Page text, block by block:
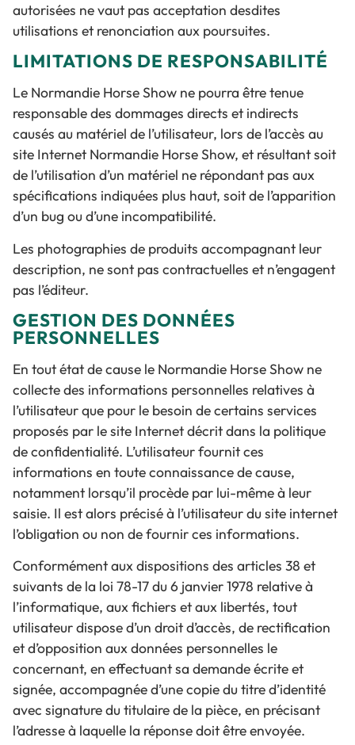
autorisées ne vaut pas acceptation desdites
utilisations et renonciation aux poursuites.
LIMITATIONS DE RESPONSABILITÉ
Le Normandie Horse Show ne pourra être tenue
responsable des dommages directs et indirects
causés au matériel de l’utilisateur, lors de l’accès au
site Internet Normandie Horse Show, et résultant soit
de l’utilisation d’un matériel ne répondant pas aux
spécifications indiquées plus haut, soit de l’apparition
d’un bug ou d’une incompatibilité.
Les photographies de produits accompagnant leur
description, ne sont pas contractuelles et n’engagent
pas l’éditeur.
GESTION DES DONNÉES
PERSONNELLES
En tout état de cause le Normandie Horse Show ne
collecte des informations personnelles relatives à
l’utilisateur que pour le besoin de certains services
proposés par le site Internet décrit dans la politique
de confidentialité. L’utilisateur fournit ces
informations en toute connaissance de cause,
notamment lorsqu’il procède par lui-même à leur
saisie. Il est alors précisé à l’utilisateur du site internet
l’obligation ou non de fournir ces informations.
Conformément aux dispositions des articles 38 et
suivants de la loi 78-17 du 6 janvier 1978 relative à
l’informatique, aux fichiers et aux libertés, tout
utilisateur dispose d’un droit d’accès, de rectification
et d’opposition aux données personnelles le
concernant, en effectuant sa demande écrite et
signée, accompagnée d’une copie du titre d’identité
avec signature du titulaire de la pièce, en précisant
l’adresse à laquelle la réponse doit être envoyée.